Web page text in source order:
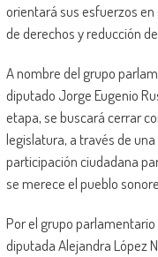
orientará sus esfuerzos
de derechos y reducción
A nombre del grupo
diputado Jorge Eugenio
etapa, se buscará cerrar
legislatura, a través de
participación ciudadana
se merece el pueblo
Por el grupo parlamentario
diputada Alejandra López